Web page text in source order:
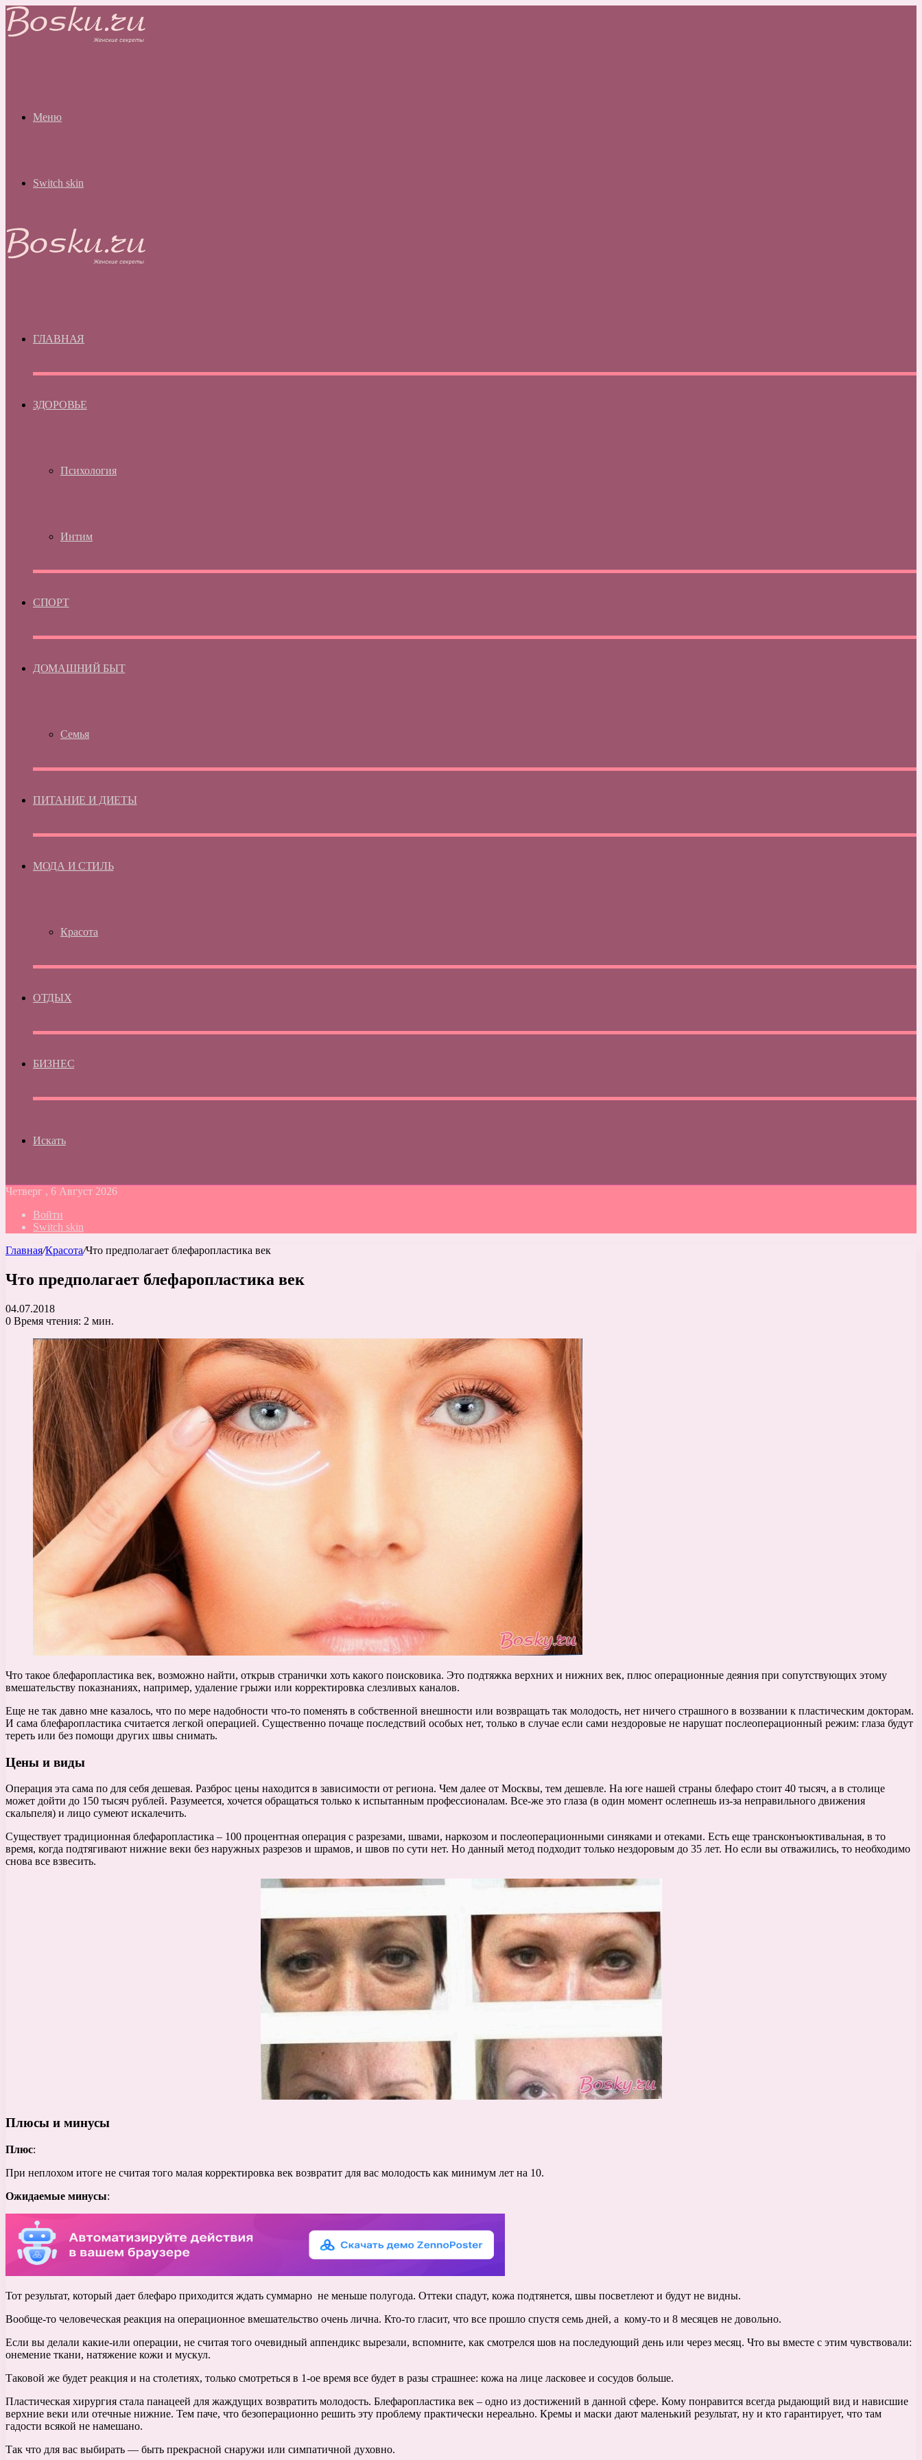
Меню
Switch skin
ГЛАВНАЯ
ЗДОРОВЬЕ
Психология
Интим
СПОРТ
ДОМАШНИЙ БЫТ
Семья
ПИТАНИЕ И ДИЕТЫ
МОДА И СТИЛЬ
Красота
ОТДЫХ
БИЗНЕС
Искать
Четверг , 6 Август 2026
Войти
Switch skin
Главная/Красота/Что предполагает блефаропластика век
Что предполагает блефаропластика век
04.07.2018
0 Время чтения: 2 мин.
Что такое блефаропластика век, возможно найти, открыв странички хоть какого поисковика. Это подтяжка верхних и нижних век, плюс операционные деяния при сопутствующих этому
вмешательству показнаниях, например, удаление грыжи или корректировка слезливых каналов.
Еще не так давно мне казалось, что по мере надобности что-то поменять в собственной внешности или возвращать так молодость, нет ничего страшного в воззвании к пластическим докторам.
И сама блефаропластика считается легкой операцией. Существенно почаще последствий особых нет, только в случае если сами нездоровые не нарушат послеоперационный режим: глаза будут
тереть или без помощи других швы снимать.
Цены и виды
Операция эта сама по для себя дешевая. Разброс цены находится в зависимости от региона. Чем далее от Москвы, тем дешевле. На юге нашей страны блефаро стоит 40 тысяч, а в столице
может дойти до 150 тысяч рублей. Разумеется, хочется обращаться только к испытанным профессионалам. Все-же это глаза (в один момент ослепнешь из-за неправильного движения
скальпеля) и лицо сумеют искалечить.
Существует традиционная блефаропластика – 100 процентная операция с разрезами, швами, наркозом и послеоперационными синяками и отеками. Есть еще трансконъюктивальная, в то
время, когда подтягивают нижние веки без наружных разрезов и шрамов, и швов по сути нет. Но данный метод подходит только нездоровым до 35 лет. Но если вы отважились, то необходимо
снова все взвесить.
Плюсы и минусы
Плюс:
При неплохом итоге не считая того малая корректировка век возвратит для вас молодость как минимум лет на 10.
Ожидаемые минусы:
Тот результат, который дает блефаро приходится ждать суммарно не меньше полугода. Оттеки спадут, кожа подтянется, швы посветлеют и будут не видны.
Вообще-то человеческая реакция на операционное вмешательство очень лична. Кто-то гласит, что все прошло спустя семь дней, а кому-то и 8 месяцев не довольно.
Если вы делали какие-или операции, не считая того очевидный аппендикс вырезали, вспомните, как смотрелся шов на последующий день или через месяц. Что вы вместе с этим чувствовали:
онемение ткани, натяжение кожи и мускул.
Таковой же будет реакция и на столетиях, только смотреться в 1-ое время все будет в разы страшнее: кожа на лице ласковее и сосудов больше.
Пластическая хирургия стала панацеей для жаждущих возвратить молодость. Блефаропластика век – одно из достижений в данной сфере. Кому понравится всегда рыдающий вид и нависшие
верхние веки или отечные нижние. Тем паче, что безоперационно решить эту проблему практически нереально. Кремы и маски дают маленький результат, ну и кто гарантирует, что там
гадости всякой не намешано.
Так что для вас выбирать — быть прекрасной снаружи или симпатичной духовно.